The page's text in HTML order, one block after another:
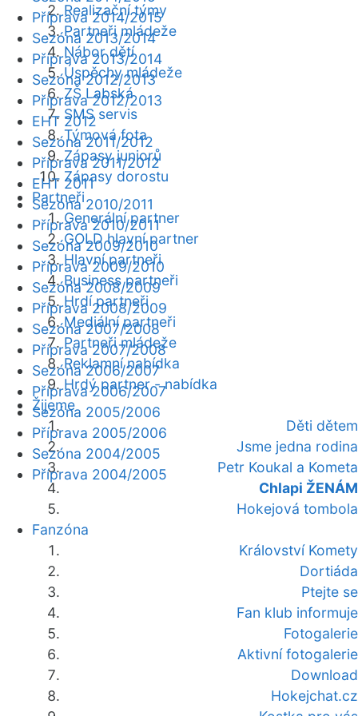
Realizační týmy
Partneři mládeže
Nábor dětí
Úspěchy mládeže
ZŠ Labská
SMS servis
Týmová fota
Zápasy juniorů
Zápasy dorostu
Partneři
Generální partner
GOLD hlavní partner
Hlavní partneři
Business partneři
Hrdí partneři
Mediální partneři
Partneři mládeže
Reklamní nabídka
Hrdý partner - nabídka
Žijeme
Děti dětem
Jsme jedna rodina
Petr Koukal a Kometa
Chlapi ŽENÁM
Hokejová tombola
Fanzóna
Království Komety
Dortiáda
Ptejte se
Fan klub informuje
Fotogalerie
Aktivní fotogalerie
Download
Hokejchat.cz
Příprava 2014/2015
Sezóna 2013/2014
Příprava 2013/2014
Sezóna 2012/2013
Příprava 2012/2013
EHT 2012
Sezóna 2011/2012
Příprava 2011/2012
EHT 2011
Sezóna 2010/2011
Příprava 2010/2011
Sezóna 2009/2010
Příprava 2009/2010
Sezóna 2008/2009
Příprava 2008/2009
Sezóna 2007/2008
Příprava 2007/2008
Sezóna 2006/2007
Příprava 2006/2007
Sezóna 2005/2006
Příprava 2005/2006
Sezóna 2004/2005
Příprava 2004/2005